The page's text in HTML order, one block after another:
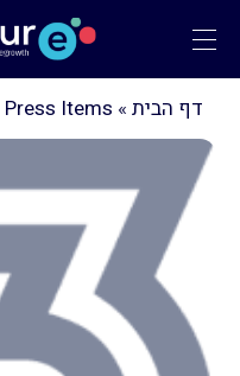
תפריט
דף הבית »
Press Items